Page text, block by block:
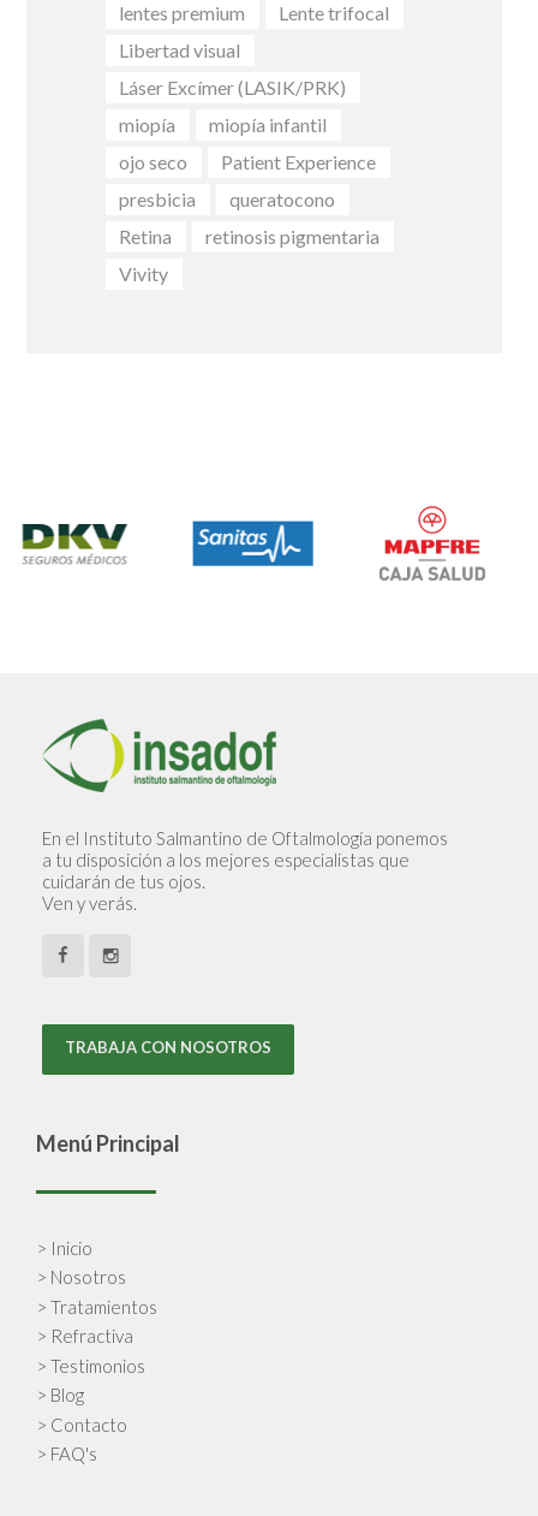
lentes premium
Lente trifocal
Libertad visual
Láser Excímer (LASIK/PRK)
miopía
miopía infantil
ojo seco
Patient Experience
presbicia
queratocono
Retina
retinosis pigmentaria
Vivity
En el Instituto Salmantino de Oftalmología ponemos
a tu disposición a los mejores especialistas que
cuidarán de tus ojos.
Ven y verás.
TRABAJA CON NOSOTROS
Menú Principal
> Inicio
> Nosotros
> Tratamientos
> Refractiva
> Testimonios
> Blog
> Contacto
> FAQ's